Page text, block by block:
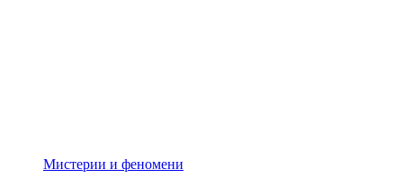
Мистерии и феномени